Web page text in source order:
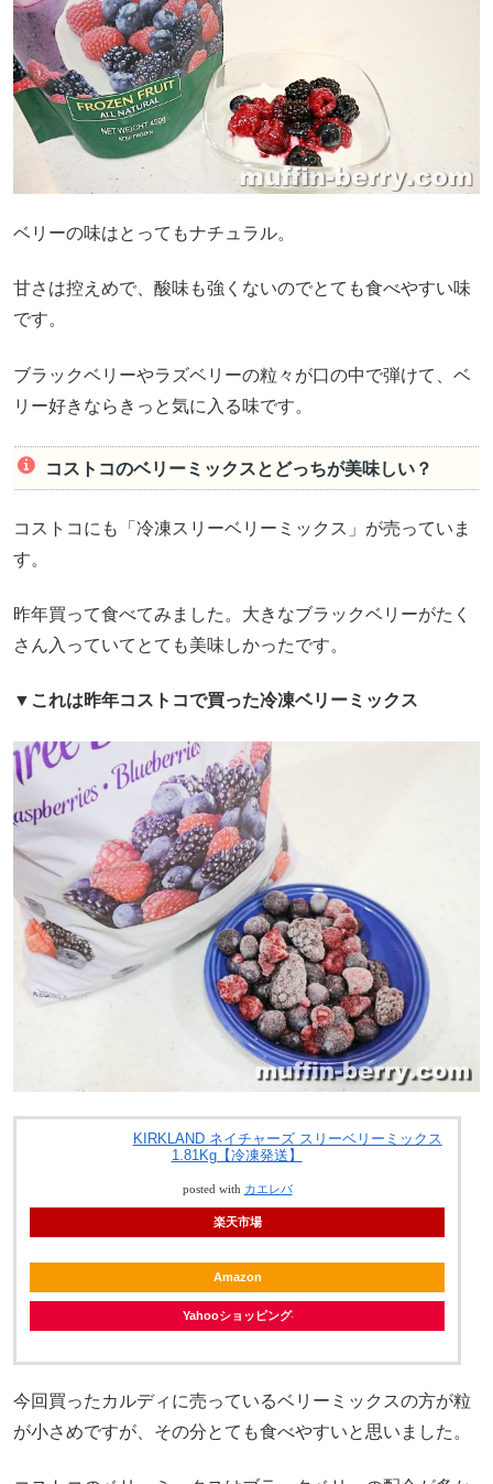
ベリーの味はとってもナチュラル。
甘さは控えめで、酸味も強くないのでとても食べやすい味
です。
ブラックベリーやラズベリーの粒々が口の中で弾けて、ベ
リー好きならきっと気に入る味です。
コストコのベリーミックスとどっちが美味しい？
コストコにも「冷凍スリーベリーミックス」が売っていま
す。
昨年買って食べてみました。大きなブラックベリーがたく
さん入っていてとても美味しかったです。
▼これは昨年コストコで買った冷凍ベリーミックス
KIRKLAND ネイチャーズ スリーベリーミックス
1.81Kg【冷凍発送】
posted with カエレバ
楽天市場
Amazon
Yahooショッピング
今回買ったカルディに売っているベリーミックスの方が粒
が小さめですが、その分とても食べやすいと思いました。